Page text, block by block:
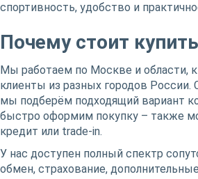
спортивность, удобство и
Почему стоит
Мы работаем по Москве и области,
клиенты из разных городов России.
мы подберём подходящий вариант
быстро оформим покупку – также
кредит или trade-in.
У нас доступен полный спектр
обмен, страхование,